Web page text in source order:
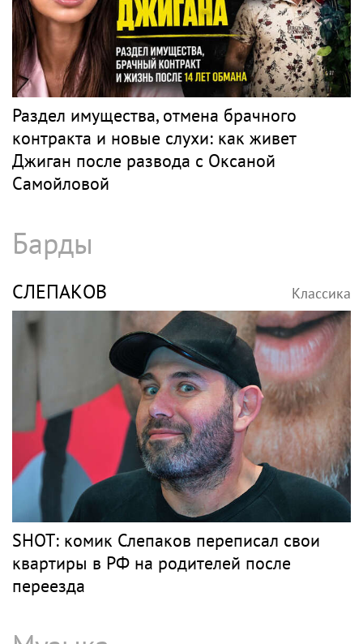
Раздел имущества, отмена брачного
контракта и новые слухи: как живет
Джиган после развода с Оксаной
Самойловой
Барды
СЛЕПАКОВ Классика
SHOT: комик Слепаков переписал свои
квартиры в РФ на родителей после
переезда